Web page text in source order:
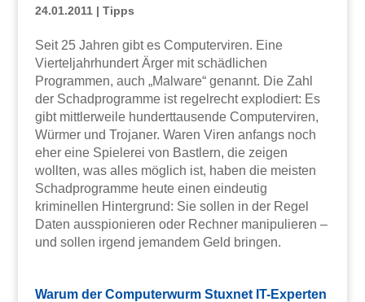
24.01.2011| Tipps
Seit 25 Jahren gibt es Computerviren. Eine
Vierteljahrhundert Ärger mit schädlichen
Programmen, auch „Malware“ genannt. Die Zahl
der Schadprogramme ist regelrecht explodiert: Es
gibt mittlerweile hunderttausende Computerviren,
Würmer und Trojaner. Waren Viren anfangs noch
eher eine Spielerei von Bastlern, die zeigen
wollten, was alles möglich ist, haben die meisten
Schadprogramme heute einen eindeutig
kriminellen Hintergrund: Sie sollen in der Regel
Daten ausspionieren oder Rechner manipulieren –
und sollen irgend jemandem Geld bringen.
Warum der Computerwurm Stuxnet IT-Experten